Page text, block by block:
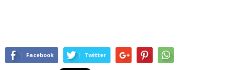
Facebook Twitter